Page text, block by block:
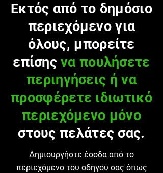
Εκτός από το δημόσιο
περιεχόμενο για
όλους, μπορείτε
επίσης να πουλήσετε
περιηγήσεις ή να
προσφέρετε ιδιωτικό
περιεχόμενο μόνο
στους πελάτες σας.
Δημιουργήστε έσοδα από το
περιεχόμενο του οδηγού σας όπως